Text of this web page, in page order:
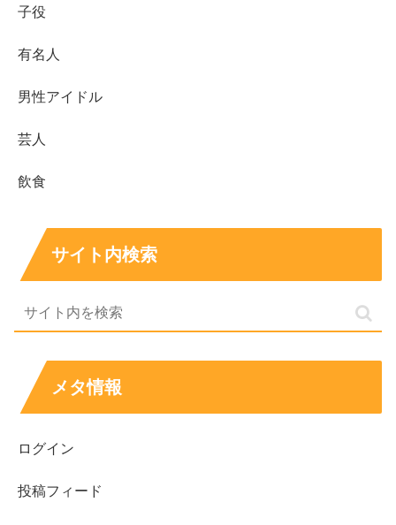
子役
有名人
男性アイドル
芸人
飲食
サイト内検索
メタ情報
ログイン
投稿フィード